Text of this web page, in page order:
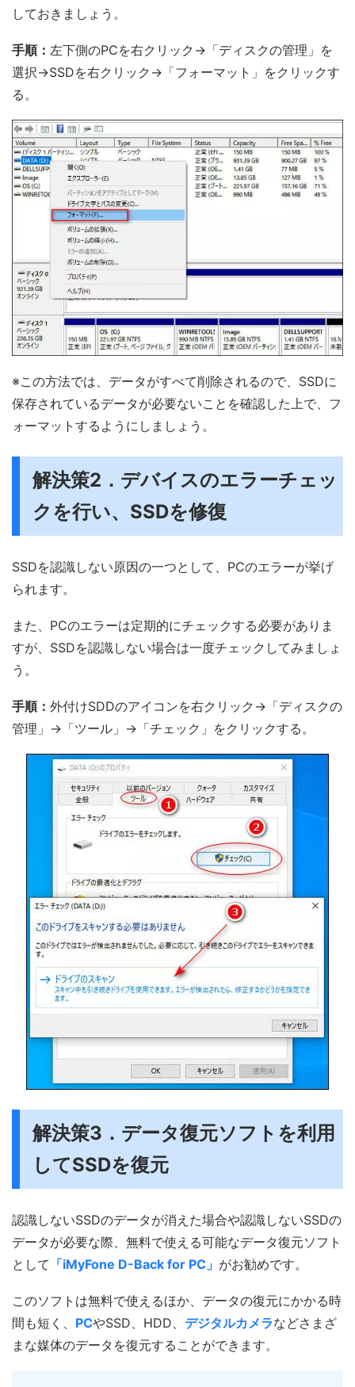
しておきましょう。
手順： 左下側のPCを右クリック→「ディスクの管理」を
選択→SSDを右クリック→「フォーマット」をクリックす
る。
※この方法では、データがすべて削除されるので、SSDに
保存されているデータが必要ないことを確認した上で、フ
ォーマットするようにしましょう。
解決策2．デバイスのエラーチェッ
クを行い、SSDを修復
SSDを認識しない原因の一つとして、PCのエラーが挙げ
られます。
また、PCのエラーは定期的にチェックする必要がありま
すが、SSDを認識しない場合は一度チェックしてみましょ
う。
手順： 外付けSDDのアイコンを右クリック→「ディスクの
管理」→「ツール」→「チェック」をクリックする。
解決策3．データ復元ソフトを利用
してSSDを復元
認識しないSSDのデータが消えた場合や認識しないSSDの
データが必要な際、無料で使える可能なデータ復元ソフト
として 「iMyFone D-Back for PC」 がお勧めです。
このソフトは無料で使えるほか、データの復元にかかる時
間も短く、 PCやSSD、HDD、 デジタルカメラなどさまざ
まな媒体のデータを復元することができます。